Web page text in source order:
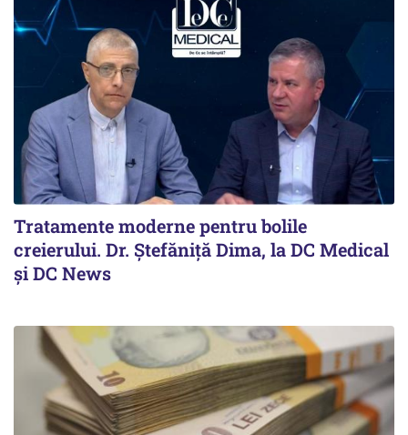
Tratamente moderne pentru bolile
creierului. Dr. Ștefăniță Dima, la DC Medical
și DC News